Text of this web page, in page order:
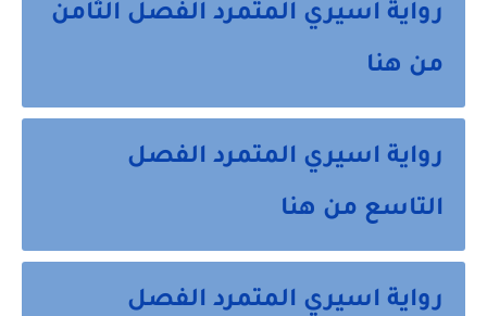
رواية اسيري المتمرد الفصل الثامن
من هنا
رواية اسيري المتمرد الفصل
التاسع من هنا
رواية اسيري المتمرد الفصل